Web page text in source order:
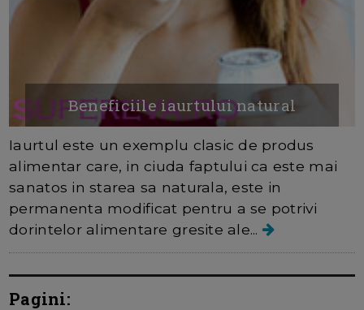
Beneficiile iaurtului natural
Iaurtul este un exemplu clasic de produs
alimentar care, in ciuda faptului ca este mai
sanatos in starea sa naturala, este in
permanenta modificat pentru a se potrivi
dorintelor alimentare gresite ale...
Pagini: